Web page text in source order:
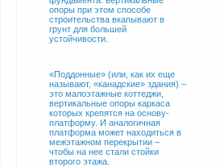
опоры при этом способе
строительства вкапывают в
грунт для большей
устойчивости.
«Поддонные» (или, как их еще
называют, «канадские» здания) –
это малоэтажные коттеджи,
вертикальные опоры каркаса
которых крепятся на основу-
платформу. И аналогичная
платформа может находиться в
межэтажном перекрытии –
чтобы на нее стали стойки
второго этажа.